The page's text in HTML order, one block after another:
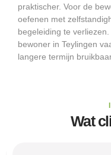
praktischer. Voor de
oefenen met
begeleiding te
bewoner in Teylingen
langere termijn
Wat